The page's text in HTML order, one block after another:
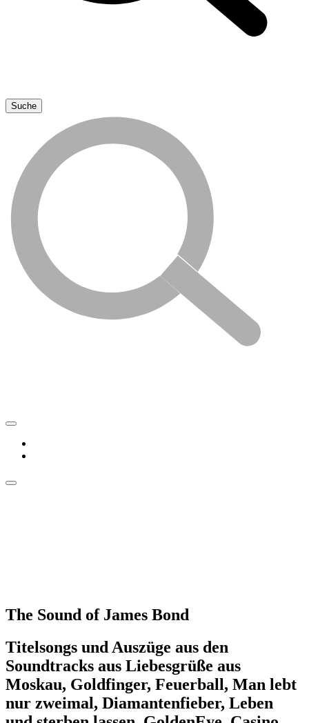
The Sound of James Bond
Titelsongs und Auszüge aus den
Soundtracks aus Liebesgrüße aus
Moskau, Goldfinger, Feuerball, Man lebt
nur zweimal, Diamantenfieber, Leben